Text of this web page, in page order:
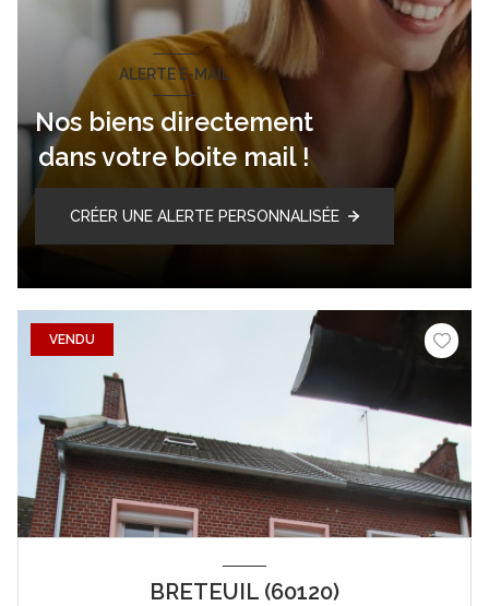
ALERTE E-MAIL
Nos biens directement
dans votre boite mail !
CRÉER UNE ALERTE PERSONNALISÉE
VENDU
BRETEUIL (60120)